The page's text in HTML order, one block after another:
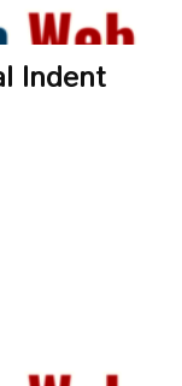
Indent